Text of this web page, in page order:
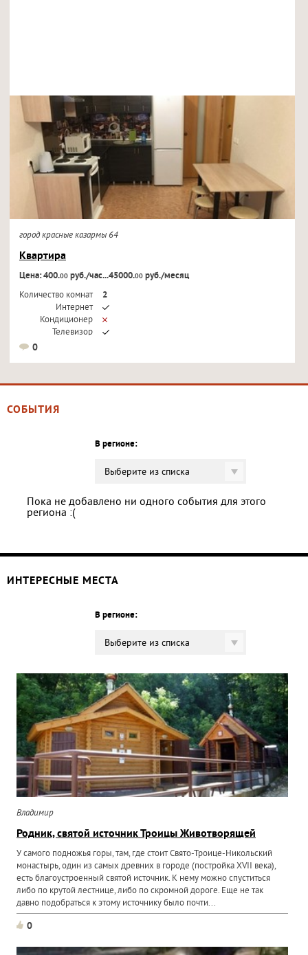
город красные казармы 64
Квартира
Цена: 400.00руб./час...45000.00руб./месяц
Количество комнат
2
Интернет
Кондиционер
Телевизор
0
СОБЫТИЯ
В регионе:
Выберите из списка
Пока не добавлено ни одного события для этого
региона :(
ИНТЕРЕСНЫЕ МЕСТА
В регионе:
Выберите из списка
Владимир
Родник, святой источник Троицы Животворящей
У самого подножья горы, там, где стоит Свято-Троице-Никольский
монастырь, один из самых древних в городе (постройка XVII века),
есть благоустроенный святой источник. К нему можно спуститься
либо по крутой лестнице, либо по скромной дороге. Еще не так
давно подобраться к этому источнику было почти...
0